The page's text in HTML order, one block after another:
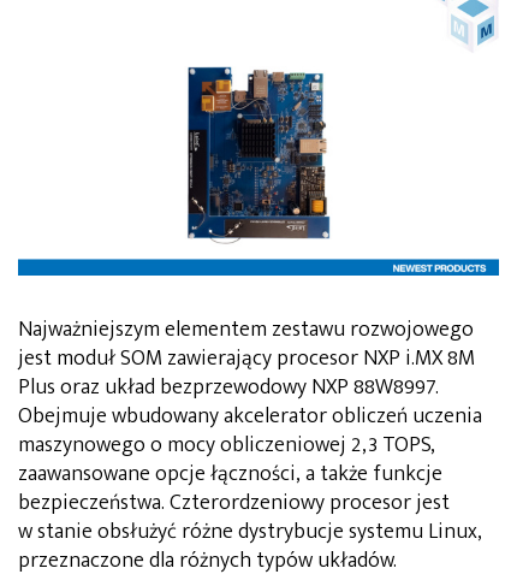
Najważniejszym elementem zestawu rozwojowego
jest moduł SOM zawierający procesor NXP i.MX 8M
Plus oraz układ bezprzewodowy NXP 88W8997.
Obejmuje wbudowany akcelerator obliczeń uczenia
maszynowego o mocy obliczeniowej 2,3 TOPS,
zaawansowane opcje łączności, a także funkcje
bezpieczeństwa. Czterordzeniowy procesor jest
w stanie obsłużyć różne dystrybucje systemu Linux,
przeznaczone dla różnych typów układów.